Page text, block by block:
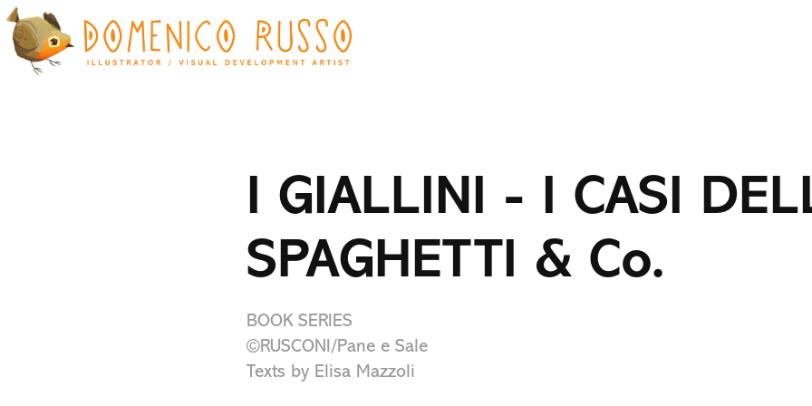
I GIALLINI - I CASI
SPAGHETTI & Co.
BOOK SERIES
©RUSCONI/Pane e Sale
Texts by Elisa Mazzoli